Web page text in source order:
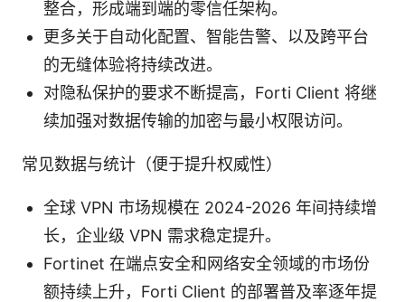
整合，形成端到端的零信任架构。
更多关于自动化配置、智能告警、以及跨平台
的无缝体验将持续改进。
对隐私保护的要求不断提高，Forti Client 将继
续加强对数据传输的加密与最小权限访问。
常见数据与统计（便于提升权威性）
全球 VPN 市场规模在 2024-2026 年间持续增
长，企业级 VPN 需求稳定提升。
Fortinet 在端点安全和网络安全领域的市场份
额持续上升，Forti Client 的部署普及率逐年提